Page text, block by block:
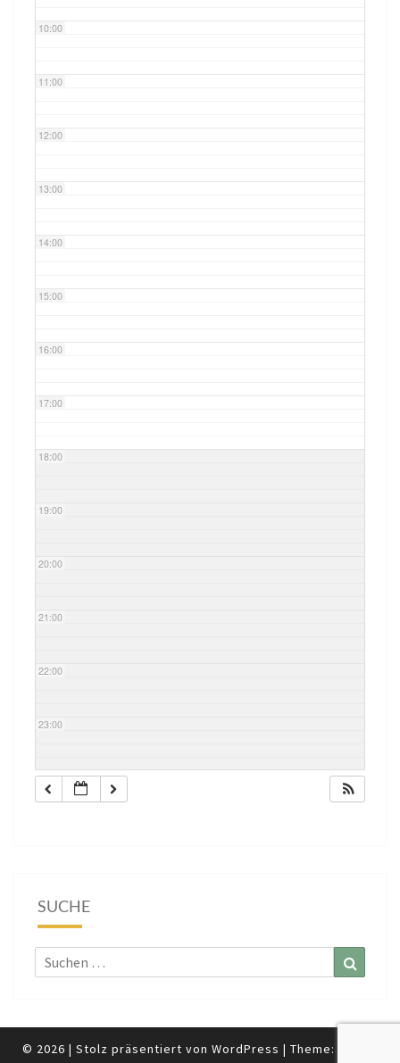
10:00
11:00
12:00
13:00
14:00
15:00
16:00
17:00
18:00
19:00
20:00
21:00
22:00
23:00
SUCHE
Suchen
nach:
© 2026 | Stolz präsentiert von WordPress | Theme: